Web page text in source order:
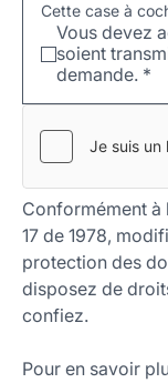
Cette case à
Vous devez
soient
demande. *
Conformément
17 de 1978,
protection des
disposez de
confiez.
Pour en savoir